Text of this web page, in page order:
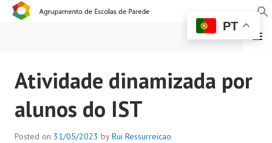
AGRUPAMENTO DE
ESCOLAS DE PAREDE
MENU
Atividade dinamizada por
alunos do IST
Posted on 31/05/2023 byRui Ressurreicao
PT